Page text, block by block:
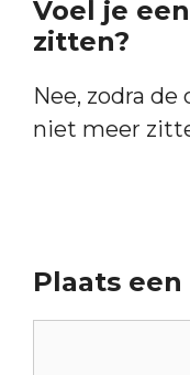
Voel je
zitten?
Nee, zodra
niet meer
Plaats